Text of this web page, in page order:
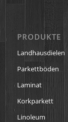
PRODUKTE
Landhausdielen
Parkettböden
Laminat
Korkparkett
Linoleum